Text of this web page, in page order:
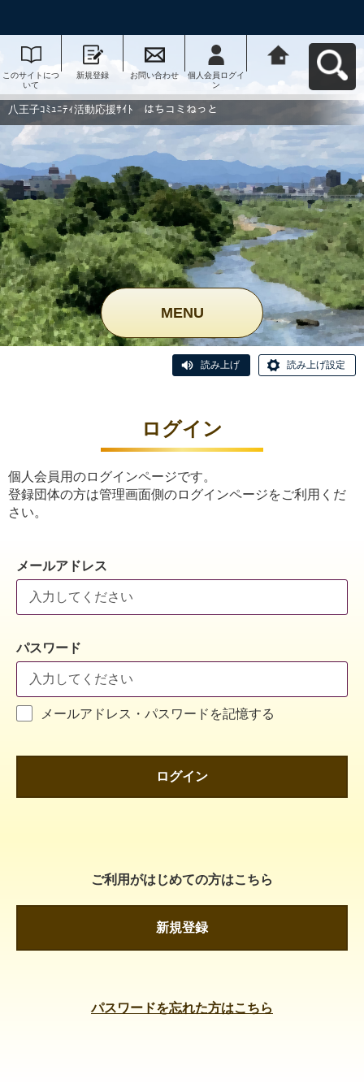
このサイトにつ
いて
新規登録 お問い合わせ
個人会員ログイ
ン
動応援ｻｲﾄ はち
コミねっとへ戻
八王子ｺﾐｭﾆﾃｨ活動応援ｻｲﾄ はちコミねっと
MENU
読み上げ 読み上げ設定
ログイン
個人会員用のログインページです。
登録団体の方は管理画面側のログインページをご利用くだ
さい。
メールアドレス
パスワード
メールアドレス・パスワードを記憶する
ログイン
ご利用がはじめての方はこちら
新規登録
パスワードを忘れた方はこちら